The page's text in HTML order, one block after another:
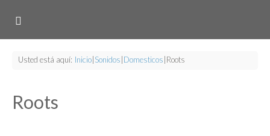
Usted está aquí: Inicio Sonidos Domesticos Roots
Roots